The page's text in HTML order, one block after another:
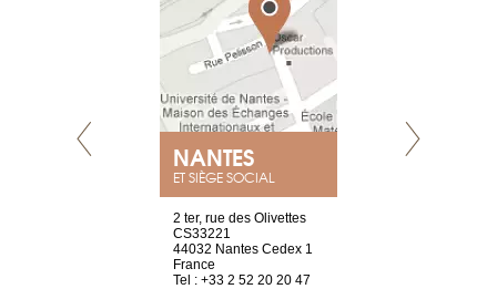
NANTES
ET SIÈGE SOCIAL
2 ter, rue des Olivettes
CS33221
44032 Nantes Cedex 1
France
Tel : +33 2 52 20 20 47